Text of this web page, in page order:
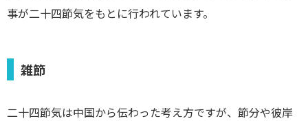
事が二十四節気をもとに行われています。
雑節
二十四節気は中国から伝わった考え方ですが、節分や彼岸